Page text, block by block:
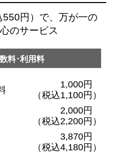
550円）で、万が一の
のサービス
料･利用料
1,000円
（税込1,100円）
2,000円
（税込2,200円）
3,870円
（税込4,180円）